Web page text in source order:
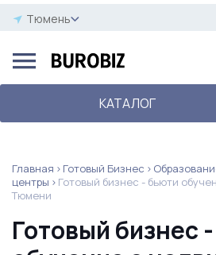
Тюмень
КАТАЛОГ
Главная Готовый Бизнес
центры
Готовый бизнес - бьюти
Тюмени
Готовый бизнес